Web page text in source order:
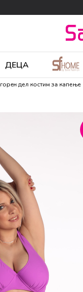
ДЕЦА
горeн дел костим за капење